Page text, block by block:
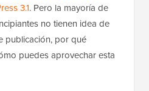
3.1. Pero la mayoría de
no tienen idea de
publicación, por qué
puedes aprovechar esta